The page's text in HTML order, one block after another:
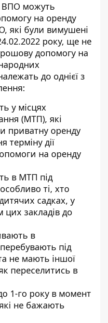
можуть
на оренду
які були вимушені
року, ще не
допомогу на
до однієї з
у місцях
(МТП), які
приватну оренду
терміну дії
на оренду
в МТП під
ті, хто
садках, у
цих закладів до
в
під
не мають іншої
переселитись в
1-го року в момент
які не бажають